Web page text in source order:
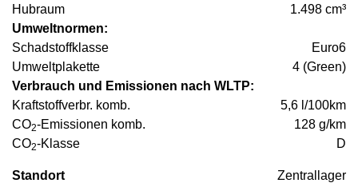
Hubraum
1.498 cm³
Umweltnormen:
Schadstoffklasse
Euro6
Umweltplakette
4 (Green)
Verbrauch und Emissionen nach WLTP:
Kraftstoffverbr. komb.
5,6 l/100km
CO2-Emissionen komb.
128 g/km
CO2-Klasse D
Standort Zentrallager